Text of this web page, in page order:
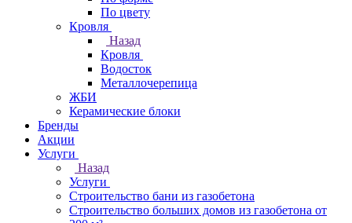
По цвету
Кровля
Назад
Кровля
Водосток
Металлочерепица
ЖБИ
Керамические блоки
Бренды
Акции
Услуги
Назад
Услуги
Строительство бани из газобетона
Строительство больших домов из газобетона от